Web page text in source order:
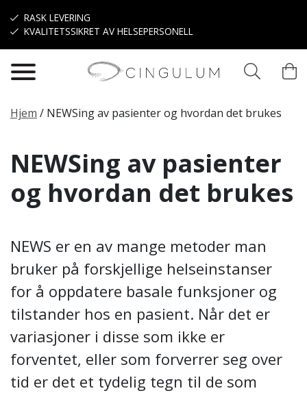
RASK LEVERING
KVALITETSSIKRET AV HELSEPERSONELL
Hjem / NEWSing av pasienter og hvordan det brukes
NEWSing av pasienter
og hvordan det brukes
NEWS er en av mange metoder man
bruker på forskjellige helseinstanser
for å oppdatere basale funksjoner og
tilstander hos en pasient. Når det er
variasjoner i disse som ikke er
forventet, eller som forverrer seg over
tid er det et tydelig tegn til de som